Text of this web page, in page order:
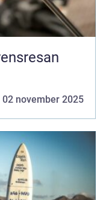
02 november 2025